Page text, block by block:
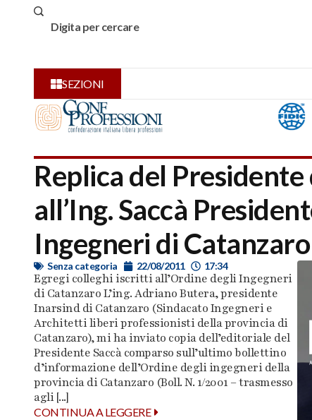
SEZIONI
Replica del
all’Ing. Saccà
Ingegneri di Catanzaro
Senza categoria 22/08/2011 17:34
Egregi colleghi iscritti all’Ordine degli Ingegneri
di Catanzaro L’ing. Adriano Butera, presidente
Inarsind di Catanzaro (Sindacato Ingegneri e
Architetti liberi professionisti della provincia di
Catanzaro), mi ha inviato copia dell’editoriale del
Presidente Saccà comparso sull’ultimo bollettino
d’informazione dell’Ordine degli ingegneri della
provincia di Catanzaro (Boll. N. 1/2001 – trasmesso
agli [...]
CONTINUA A LEGGERE